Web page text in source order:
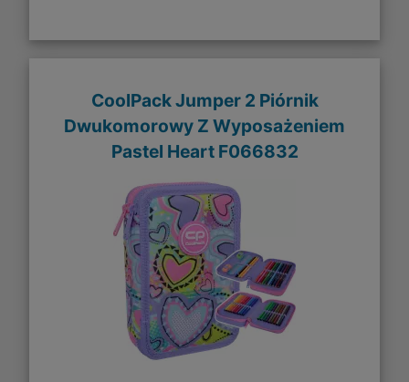
CoolPack Jumper 2 Piórnik
Dwukomorowy Z Wyposażeniem
Pastel Heart F066832